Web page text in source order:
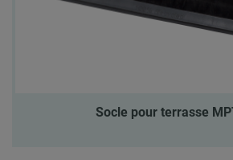
Socle pour terrasse